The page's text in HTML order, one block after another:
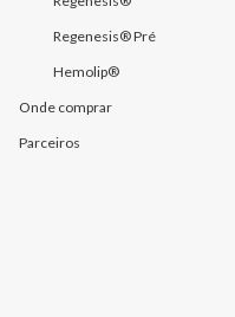
Regenesis® Pré
Hemolip®
Onde comprar
Parceiros